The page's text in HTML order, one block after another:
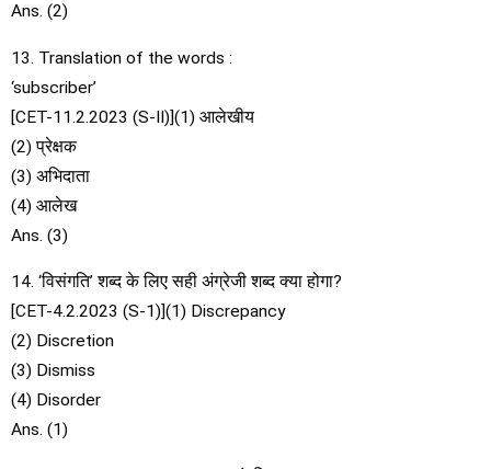
Ans. (2)
13. Translation of the words :
‘subscriber’
[CET-11.2.2023 (S-II)](1) आलेखीय
(2) प्रेक्षक
(3) अभिदाता
(4) आलेख
Ans. (3)
14. ‘विसंगति’ शब्द के लिए सही अंग्रेजी शब्द क्या होगा?
[CET-4.2.2023 (S-1)](1) Discrepancy
(2) Discretion
(3) Dismiss
(4) Disorder
Ans. (1)